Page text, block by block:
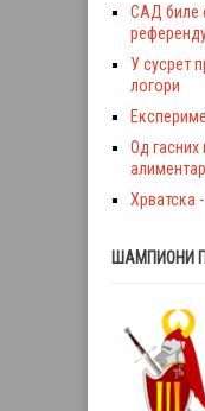
САД биле
У сусрет
логори
Од
Хрватска
ШАМПИОНИ